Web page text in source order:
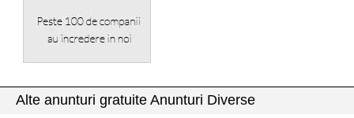
Alte anunturi gratuite Anunturi Diverse